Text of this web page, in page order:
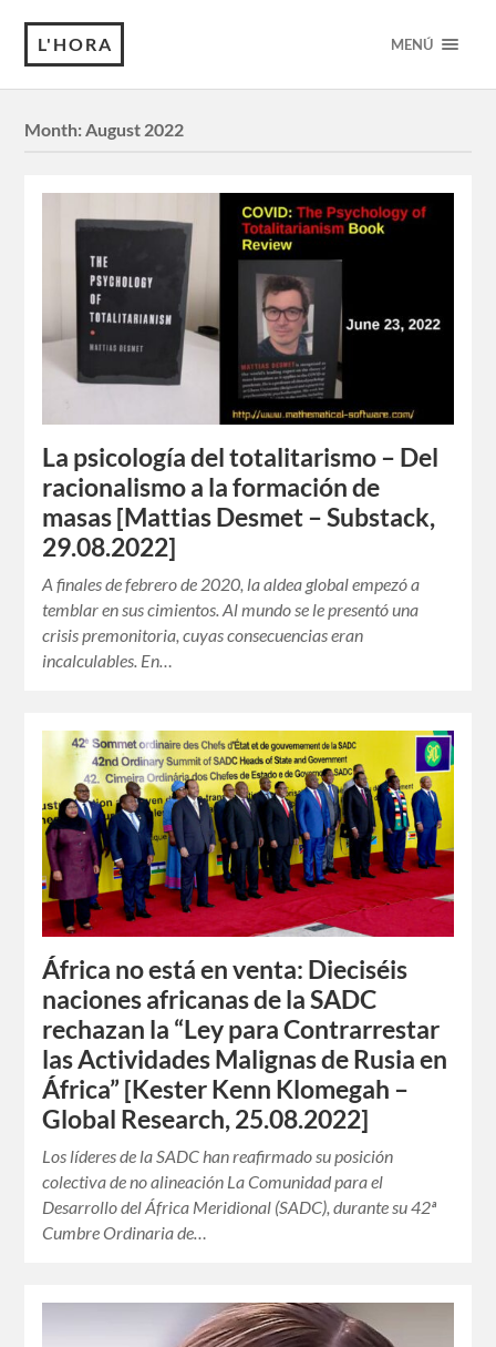
L'HORA MENÚ
Month:August 2022
La psicología del totalitarismo – Del
racionalismo a la formación de
masas [Mattias Desmet – Substack,
29.08.2022]
A finales de febrero de 2020, la aldea global empezó a
temblar en sus cimientos. Al mundo se le presentó una
crisis premonitoria, cuyas consecuencias eran
incalculables. En…
África no está en venta: Dieciséis
naciones africanas de la SADC
rechazan la “Ley para Contrarrestar
las Actividades Malignas de Rusia en
África” [Kester Kenn Klomegah –
Global Research, 25.08.2022]
Los líderes de la SADC han reafirmado su posición
colectiva de no alineación La Comunidad para el
Desarrollo del África Meridional (SADC), durante su 42ª
Cumbre Ordinaria de…